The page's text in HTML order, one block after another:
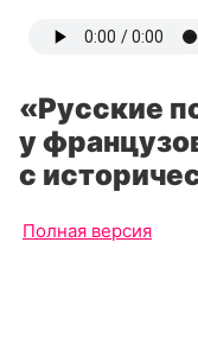
«Русские
у
с
Полная версия